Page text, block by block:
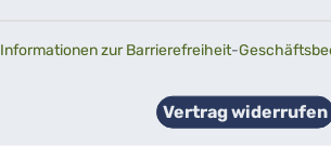
Informationen zur Barrierefreiheit-
Vertrag widerrufen